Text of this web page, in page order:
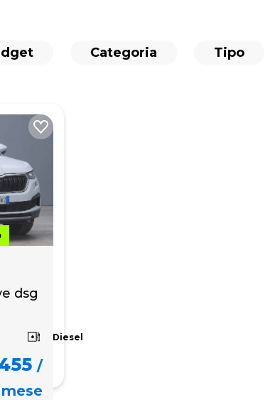
Categoria Tipo
dsg
Diesel
/
mese